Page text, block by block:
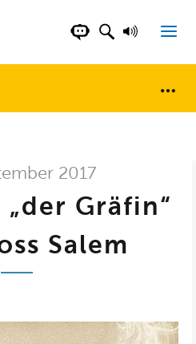
CHATBOT DER
SUCHFELD
2017
Gräfin“
Salem